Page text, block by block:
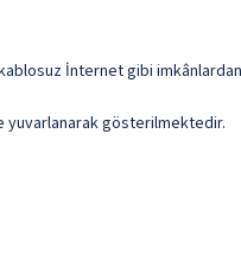
İnternet gibi
yuvarlanarak gösterilmektedir.